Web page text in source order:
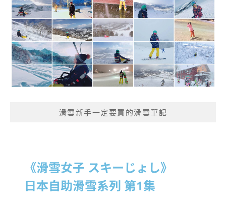
滑雪新手一定要買的滑雪筆記